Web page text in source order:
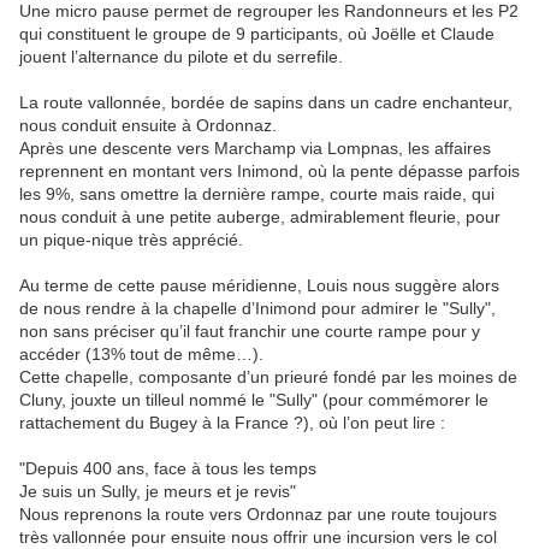
Une micro pause permet de regrouper les Randonneurs et les P2
qui constituent le groupe de 9 participants, où Joëlle et Claude
jouent l’alternance du pilote et du serrefile.
La route vallonnée, bordée de sapins dans un cadre enchanteur,
nous conduit ensuite à Ordonnaz.
Après une descente vers Marchamp via Lompnas, les affaires
reprennent en montant vers Inimond, où la pente dépasse parfois
les 9%, sans omettre la dernière rampe, courte mais raide, qui
nous conduit à une petite auberge, admirablement fleurie, pour
un pique-nique très apprécié.
Au terme de cette pause méridienne, Louis nous suggère alors
de nous rendre à la chapelle d’Inimond pour admirer le "Sully",
non sans préciser qu’il faut franchir une courte rampe pour y
accéder (13% tout de même…).
Cette chapelle, composante d’un prieuré fondé par les moines de
Cluny, jouxte un tilleul nommé le "Sully" (pour commémorer le
rattachement du Bugey à la France ?), où l’on peut lire :
"Depuis 400 ans, face à tous les temps
Je suis un Sully, je meurs et je revis"
Nous reprenons la route vers Ordonnaz par une route toujours
très vallonnée pour ensuite nous offrir une incursion vers le col